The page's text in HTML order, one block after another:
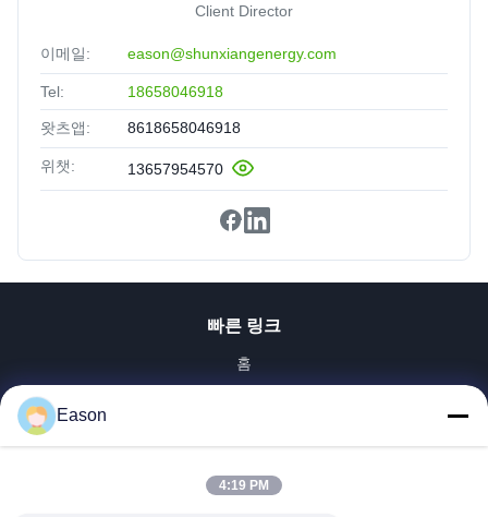
Client Director
이메일: eason@shunxiangenergy.com
Tel: 18658046918
왓츠앱: 8618658046918
위챗: 13657954570
빠른 링크
홈
공장 투어
Eason
4:19 PM